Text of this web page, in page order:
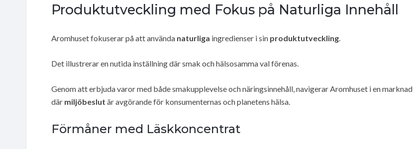
Produktutveckling med Fokus på Naturliga Innehåll
Aromhuset fokuserar på att använda naturliga ingredienser i sin produktutveckling.
Det illustrerar en nutida inställning där smak och hälsosamma val förenas.
Genom att erbjuda varor med både smakupplevelse och näringsinnehåll, navigerar Aromhuset i en marknad
där miljöbeslut är avgörande för konsumenternas och planetens hälsa.
Förmåner med Läskkoncentrat